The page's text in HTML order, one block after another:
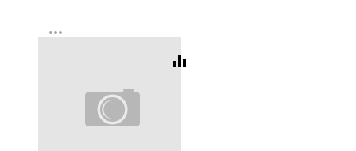
Регистрация
more_horiz
equalizer